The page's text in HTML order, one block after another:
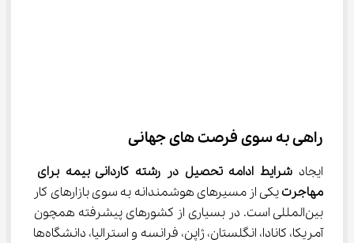
راهی به سوی فرصت ‌های جهانی
ایجاد شرایط ادامه تحصیل در رشته کاردانی بیمه برای
مهاجرت یکی از مسیرهای هوشمندانه به سوی بازارهای کار
بین‌المللی است. در بسیاری از کشورهای پیشرفته همچون
آمریکا، کانادا، انگلستان، ژاپن، فرانسه و استرالیا، دانشگاه‌ها